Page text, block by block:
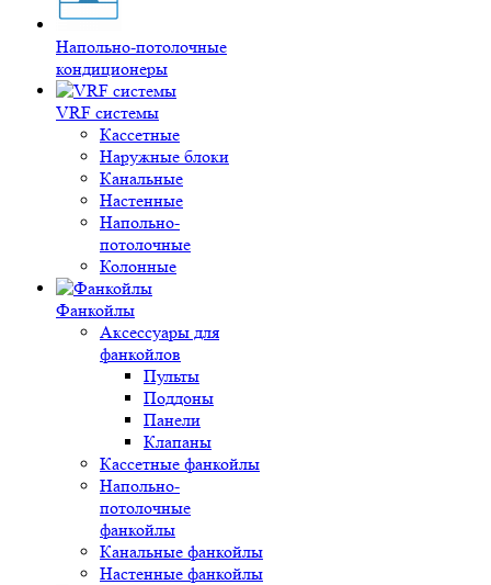
Напольно-потолочные
кондиционеры
VRF системы
Кассетные
Наружные блоки
Канальные
Настенные
Напольно-
потолочные
Колонные
Фанкойлы
Аксессуары для
фанкойлов
Пульты
Поддоны
Панели
Клапаны
Кассетные фанкойлы
Напольно-
потолочные
фанкойлы
Канальные фанкойлы
Настенные фанкойлы